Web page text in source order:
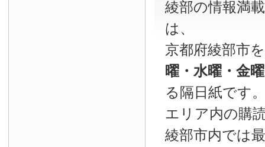
綾部の情報
は、
京都府綾部市
曜・水曜・金
る隔日紙です
エリア内の購
綾部市内では